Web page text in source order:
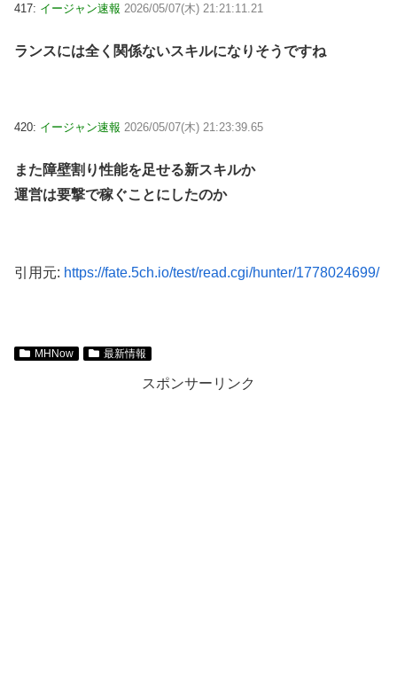
417: イージャン速報 2026/05/07(木) 21:21:11.21
ランスには全く関係ないスキルになりそうですね
420: イージャン速報 2026/05/07(木) 21:23:39.65
また障壁割り性能を足せる新スキルか
運営は要撃で稼ぐことにしたのか
引用元: https://fate.5ch.io/test/read.cgi/hunter/1778024699/
MHNow 最新情報
スポンサーリンク